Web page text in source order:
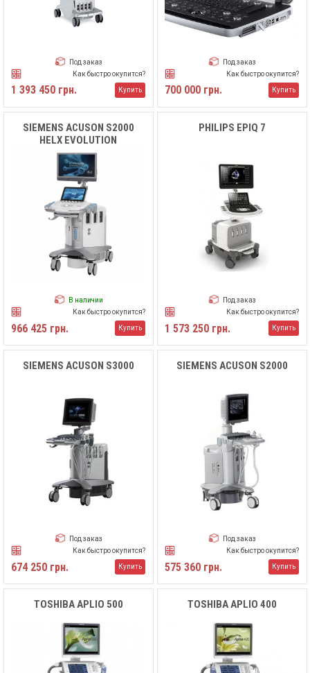
Под заказ
Как быстро окупится?
1 393 450 грн. Купить
Под заказ
Как быстро окупится?
700 000 грн. Купить
SIEMENS ACUSON S2000
HELX EVOLUTION
В наличии
Как быстро окупится?
966 425 грн. Купить
PHILIPS EPIQ 7
Под заказ
Как быстро окупится?
1 573 250 грн. Купить
SIEMENS ACUSON S3000
Под заказ
Как быстро окупится?
674 250 грн. Купить
SIEMENS ACUSON S2000
Под заказ
Как быстро окупится?
575 360 грн. Купить
TOSHIBA APLIO 500 TOSHIBA APLIO 400